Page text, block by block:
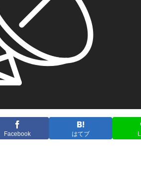
Facebook はてブ